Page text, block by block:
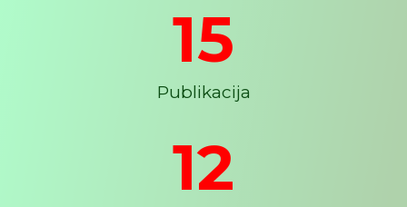
15
Publikacija
12